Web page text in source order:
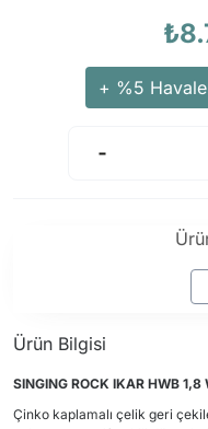
+ %5
Ürün Bilgisi
SINGING ROCK IKAR HWB
Çinko kaplamalı çelik geri